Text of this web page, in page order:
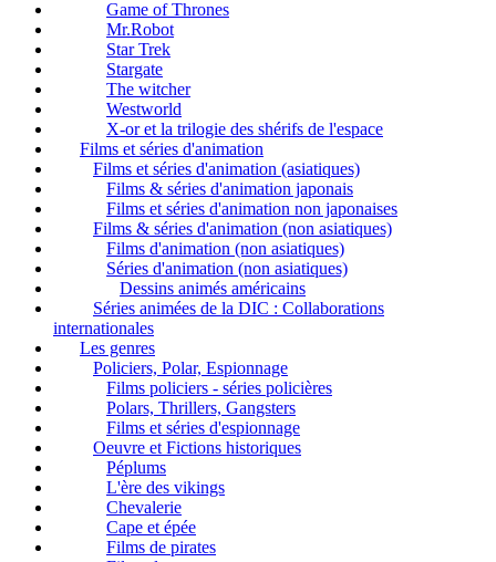
Game of Thrones
Mr.Robot
Star Trek
Stargate
The witcher
Westworld
X-or et la trilogie des shérifs de l'espace
Films et séries d'animation
Films et séries d'animation (asiatiques)
Films & séries d'animation japonais
Films et séries d'animation non japonaises
Films & séries d'animation (non asiatiques)
Films d'animation (non asiatiques)
Séries d'animation (non asiatiques)
Dessins animés américains
Séries animées de la DIC : Collaborations
internationales
Les genres
Policiers, Polar, Espionnage
Films policiers - séries policières
Polars, Thrillers, Gangsters
Films et séries d'espionnage
Oeuvre et Fictions historiques
Péplums
L'ère des vikings
Chevalerie
Cape et épée
Films de pirates